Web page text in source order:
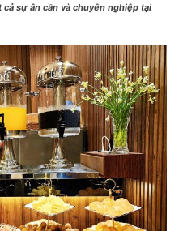
sự ân cần và chuyên nghiệp tại